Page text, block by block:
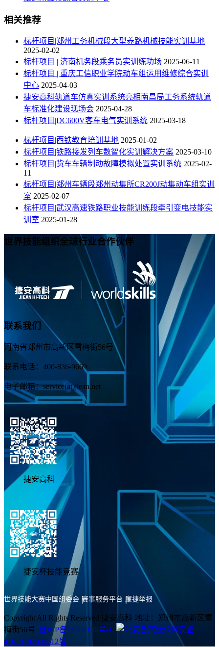
相关推荐
标杆项目|郑州工务机械段大型养路机械技能实训基地
2025-02-02
标杆项目 | 济南机务段乘务员实训练功场 2025-06-11
标杆项目 | 重庆工信职业学院动车组运用维修综合实训
中心 2025-04-03
捷安高科轨道车仿真实训系统亮相南昌局工务系统轨道
车标准化建设现场会 2025-04-28
标杆项目|DC600V客车电气实训系统 2025-03-18
标杆项目|西铁教育培训基地 2025-01-02
标杆项目|铁路接发列车数智化实训解决方案 2025-03-10
标杆项目|货车车辆制动故障模拟处置实训系统 2025-02-
11
标杆项目|郑州车辆段郑州动集所CR200J动集动车组实训
室 2025-02-07
标杆项目|武汉高速铁路职业技能训练段牵引变电技能实
训室 2025-01-28
世界技能组织全球行业合作伙伴
联系我们
河南省郑州市高新区雪梅街56号
联系电话：400-836-9669
电子邮箱：service(at)jiean.net
捷安高科
捷安杯技能竞赛
世界技能大赛中国组委会 赛事服务平台 廉捷举报
Copyright All Rights Reserved 捷安高科 地址：郑州市高新区雪
梅街56号 豫ICP备14008106号-1
豫公网安备
41019702004612号